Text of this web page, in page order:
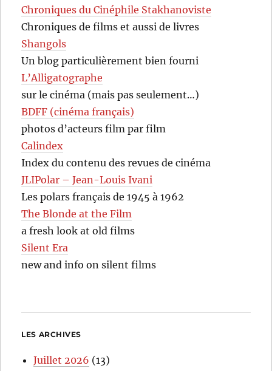
Chroniques du Cinéphile Stakhanoviste
Chroniques de films et aussi de livres
Shangols
Un blog particulièrement bien fourni
L’Alligatographe
sur le cinéma (mais pas seulement…)
BDFF (cinéma français)
photos d’acteurs film par film
Calindex
Index du contenu des revues de cinéma
JLIPolar – Jean-Louis Ivani
Les polars français de 1945 à 1962
The Blonde at the Film
a fresh look at old films
Silent Era
new and info on silent films
LES ARCHIVES
Juillet 2026 (13)